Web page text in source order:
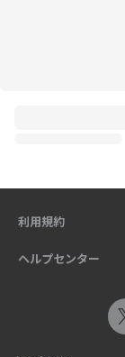
利用規約
ヘルプセンター